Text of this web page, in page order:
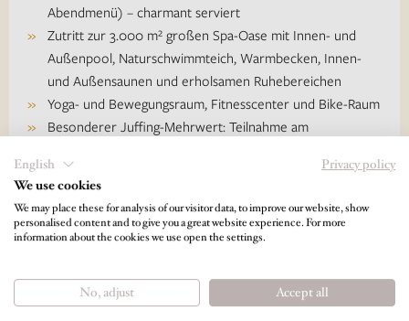
Abendmenü) – charmant serviert
Zutritt zur 3.000 m² großen Spa-Oase mit Innen- und
Außenpool, Naturschwimmteich, Warmbecken, Innen-
und Außensaunen und erholsamen Ruhebereichen
Yoga- und Bewegungsraum, Fitnesscenter und Bike-Raum
Besonderer Juffing-Mehrwert: Teilnahme am
Tiefgaragenplatz
sowie alle anderen Juffing-Inklusivleistungen
English
Privacy policy
We use cookies
We may place these for analysis of our visitor data, to improve our website, show
personalised content and to give you a great website experience. For more
information about the cookies we use open the settings.
No, adjust Accept all